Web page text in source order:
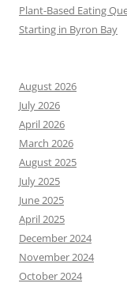
Plant-Based Eating
Starting in Byron Bay
August 2026
July 2026
April 2026
March 2026
August 2025
July 2025
June 2025
April 2025
December 2024
November 2024
October 2024